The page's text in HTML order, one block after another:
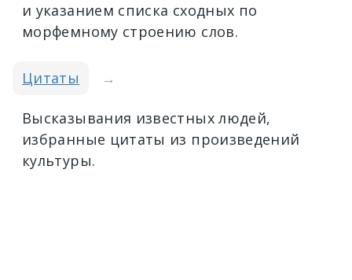
и указанием списка сходных по
морфемному строению слов.
Цитаты →
Высказывания известных людей,
избранные цитаты из произведений
культуры.